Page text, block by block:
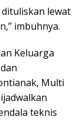
lewat
imbuhnya.
Keluarga
Multi
teknis